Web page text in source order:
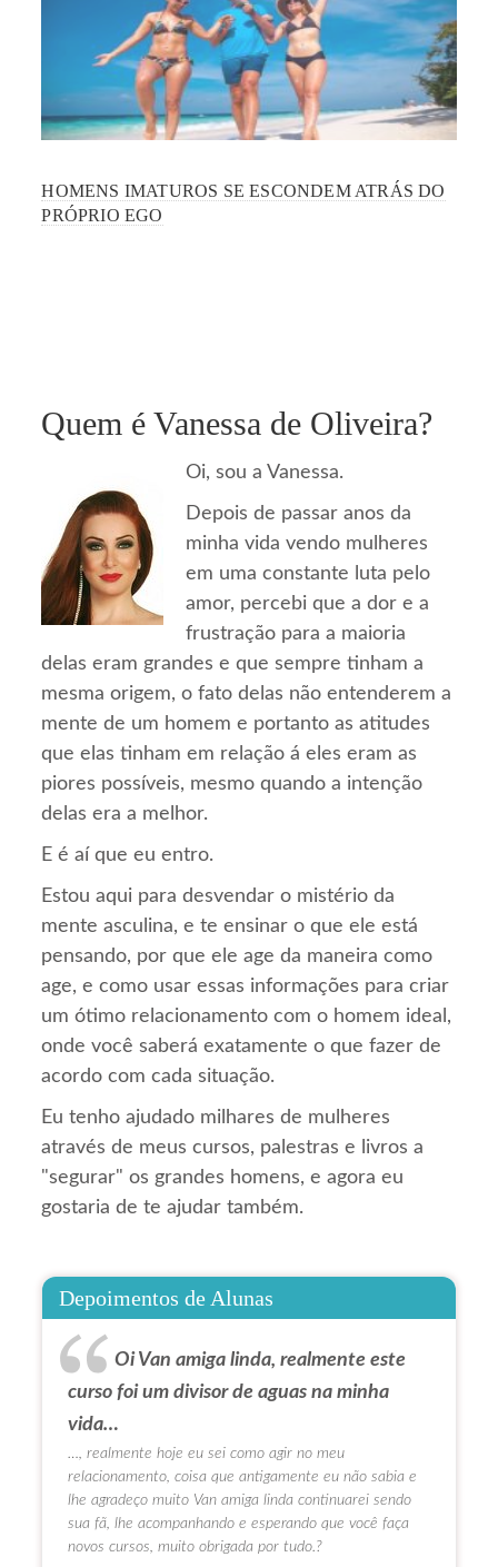
HOMENS IMATUROS SE ESCONDEM ATRÁS DO
PRÓPRIO EGO
Quem é Vanessa de Oliveira?
Oi, sou a Vanessa.
Depois de passar anos da
minha vida vendo mulheres
em uma constante luta pelo
amor, percebi que a dor e a
frustração para a maioria
delas eram grandes e que sempre tinham a
mesma origem, o fato delas não entenderem a
mente de um homem e portanto as atitudes
que elas tinham em relação á eles eram as
piores possíveis, mesmo quando a intenção
delas era a melhor.
E é aí que eu entro.
Estou aqui para desvendar o mistério da
mente asculina, e te ensinar o que ele está
pensando, por que ele age da maneira como
age, e como usar essas informações para criar
um ótimo relacionamento com o homem ideal,
onde você saberá exatamente o que fazer de
acordo com cada situação.
Eu tenho ajudado milhares de mulheres
através de meus cursos, palestras e livros a
"segurar" os grandes homens, e agora eu
gostaria de te ajudar também.
Depoimentos de Alunas
Oi Van amiga linda, realmente este
curso foi um divisor de aguas na minha
vida…
…, realmente hoje eu sei como agir no meu
relacionamento, coisa que antigamente eu não sabia e
lhe agradeço muito Van amiga linda continuarei sendo
sua fã, lhe acompanhando e esperando que você faça
novos cursos, muito obrigada por tudo.?